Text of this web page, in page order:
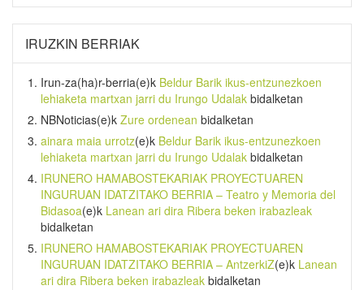
IRUZKIN BERRIAK
Irun-za(ha)r-berria(e)k Beldur Barik ikus-entzunezkoen
lehiaketa martxan jarri du Irungo Udalak bidalketan
NBNoticias(e)k Zure ordenean bidalketan
ainara maia urrotz(e)k Beldur Barik ikus-entzunezkoen
lehiaketa martxan jarri du Irungo Udalak bidalketan
IRUNERO HAMABOSTEKARIAK PROYECTUAREN
INGURUAN IDATZITAKO BERRIA – Teatro y Memoria del
Bidasoa(e)k Lanean ari dira Ribera beken irabazleak
bidalketan
IRUNERO HAMABOSTEKARIAK PROYECTUAREN
INGURUAN IDATZITAKO BERRIA – AntzerkiZ(e)k Lanean
ari dira Ribera beken irabazleak bidalketan